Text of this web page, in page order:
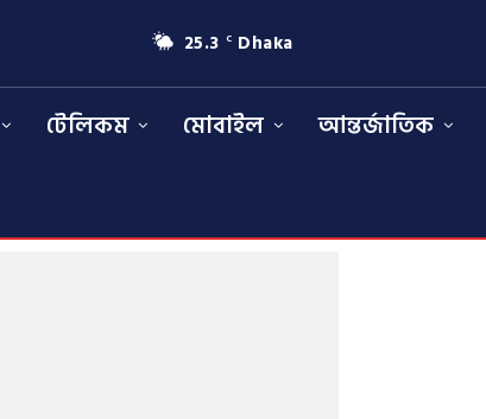
25.3 C Dhaka
টেলিকম মোবাইল আন্তর্জাতিক